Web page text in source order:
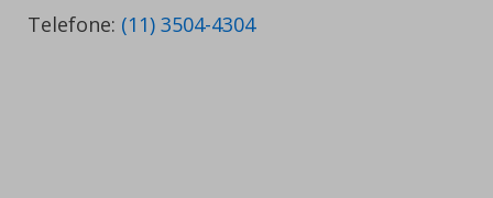
Telefone: (11) 3504-4304